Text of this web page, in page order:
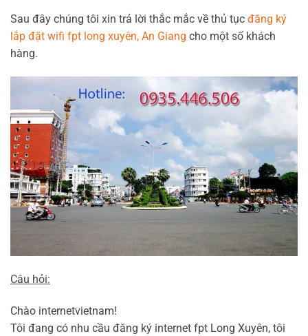
Sau đây chúng tôi xin trả lời thắc mắc về thủ tục đăng ký
lắp đặt wifi fpt long xuyên, An Giang cho một số khách
hàng.
Câu hỏi:
Chào internetvietnam!
Tôi đang có nhu cầu đăng ký internet fpt Long Xuyên, tôi